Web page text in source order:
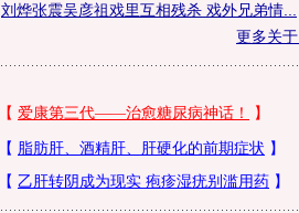
刘烨张震吴彦祖戏里互相残杀 戏外兄弟情...
更多关于